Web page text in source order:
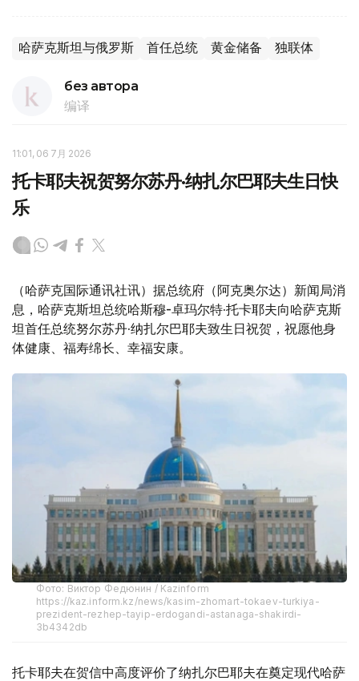
哈萨克斯坦与俄罗斯 首任总统 黄金储备 独联体
без автора
编译
11:01, 06 7月 2026
托卡耶夫祝贺努尔苏丹·纳扎尔巴耶夫生日快
乐
（哈萨克国际通讯社讯）据总统府（阿克奥尔达）新闻局消
息，哈萨克斯坦总统哈斯穆-卓玛尔特·托卡耶夫向哈萨克斯
坦首任总统努尔苏丹·纳扎尔巴耶夫致生日祝贺，祝愿他身
体健康、福寿绵长、幸福安康。
Фото: Виктор Федюнин / Kazinform
https://kaz.inform.kz/news/kasim-zhomart-tokaev-turkiya-
prezident-rezhep-tayip-erdogandi-astanaga-shakirdi-
3b4342db
托卡耶夫在贺信中高度评价了纳扎尔巴耶夫在奠定现代哈萨